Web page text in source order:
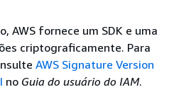
AWS fornece um SDK e uma
criptograficamente. Para
AWS Signature Version
no Guia do usuário do IAM.